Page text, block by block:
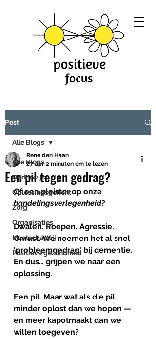
Post
Alle Blogs
Onderwijs
Oplossingsgericht
Zorg
Organisaties
Maatschappij
Positieve gezondheid
Alle Blogs
Een pil tegen gedrag?
René den Haan
27 apr 2 minuten om te lezen
Of een pleister op onze
handelingsverlegenheid?
Dwalen. Roepen. Agressie.
Onrust. We noemen het al snel
'probleemgedrag' bij dementie.
En dus… grijpen we naar een
oplossing.
Een pil. Maar wat als die pil
minder oplost dan we hopen —
en meer kapotmaakt dan we
willen toegeven?